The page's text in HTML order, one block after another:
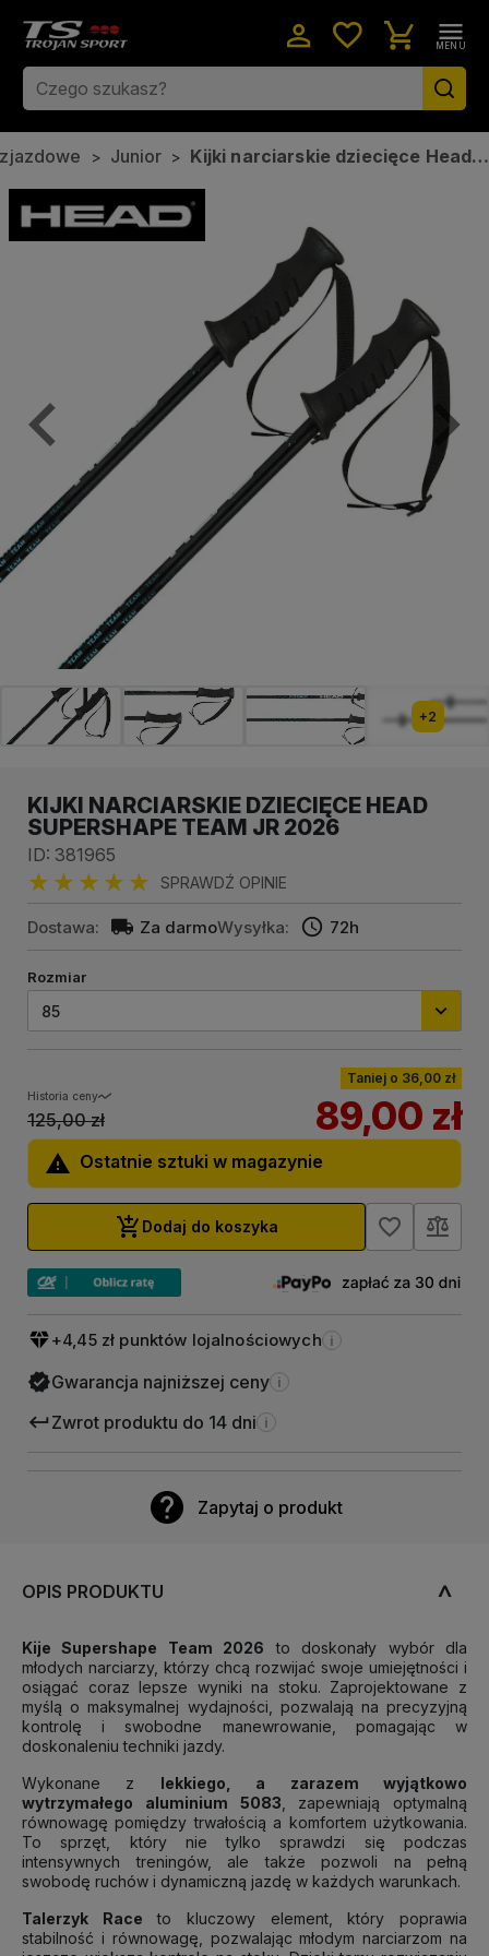
menu
MENU
Junior Kijki narciarskie dziecięce Head…
Previous Next
+2
KIJKI NARCIARSKIE DZIECIĘCE HEAD
SUPERSHAPE TEAM JR 2026
ID: 381965
SPRAWDŹ OPINIE
Dostawa: Za darmoWysyłka: 72h
Rozmiar
85
Historia ceny
125,00 zł
taniej o 36,00 zł
89,00 zł
 Ostatnie sztuki w magazynie
 Dodaj do koszyka favorite_border
+4,45 zł punktów lojalnościowych i
verifiedGwarancja najniższej ceny i
keyboard_returnZwrot produktu do 14 dni i
 Zapytaj o produkt
OPIS PRODUKTU
Kije Supershape Team 2026 to doskonały wybór dla
młodych narciarzy, którzy chcą rozwijać swoje umiejętności i
osiągać coraz lepsze wyniki na stoku. Zaprojektowane z
myślą o maksymalnej wydajności, pozwalają na precyzyjną
kontrolę i swobodne manewrowanie, pomagając w
doskonaleniu techniki jazdy.
Wykonane z lekkiego, a zarazem wyjątkowo
wytrzymałego aluminium 5083 , zapewniają optymalną
równowagę pomiędzy trwałością a komfortem użytkowania.
To sprzęt, który nie tylko sprawdzi się podczas
intensywnych treningów, ale także pozwoli na pełną
swobodę ruchów i dynamiczną jazdę w każdych warunkach.
Talerzyk Race to kluczowy element, który poprawia
stabilność i równowagę, pozwalając młodym narciarzom na